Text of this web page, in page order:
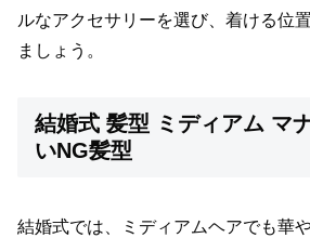
ルなアクセサリーを選び、着ける位
ましょう。
結婚式 髪型 ミディアム マ
いNG髪型
結婚式では、ミディアムヘアでも華